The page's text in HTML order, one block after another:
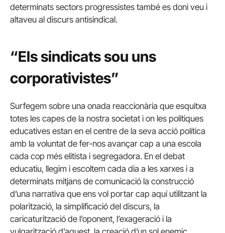
determinats sectors progressistes també es doni veu i
altaveu al discurs antisindical.
“Els sindicats sou uns
corporativistes”
Surfegem sobre una onada reaccionària que esquitxa
totes les capes de la nostra societat i on les polítiques
educatives estan en el centre de la seva acció política
amb la voluntat de fer-nos avançar cap a una escola
cada cop més elitista i segregadora. En el debat
educatiu, llegim i escoltem cada dia a les xarxes i a
determinats mitjans de comunicació la construcció
d’una narrativa que ens vol portar cap aquí utilitzant la
polarització, la simplificació del discurs, la
caricaturització de l’oponent, l’exageració i la